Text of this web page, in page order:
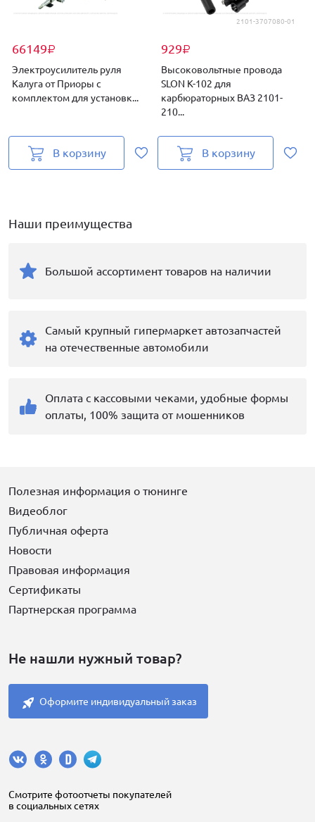
66149₽
Электроусилитель руля
Калуга от Приоры с
комплектом для установк...
В корзину
2101-3707080-01
929₽
Высоковольтные провода
SLON К-102 для
карбюраторных ВАЗ 2101-
210...
В корзину
Наши преимущества
Большой ассортимент товаров на наличии
Самый крупный гипермаркет автозапчастей
на отечественные автомобили
Оплата с кассовыми чеками, удобные формы
оплаты, 100% защита от мошенников
Полезная информация о тюнинге
Видеоблог
Публичная оферта
Новости
Правовая информация
Сертификаты
Партнерская программа
Не нашли нужный товар?
Оформите индивидуальный заказ
Cмотрите фотоотчеты покупателей
в социальных сетях